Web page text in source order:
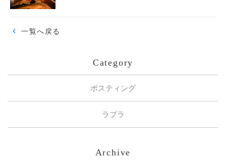
一覧へ戻る
Category
ポスティング
ラプラ
Archive